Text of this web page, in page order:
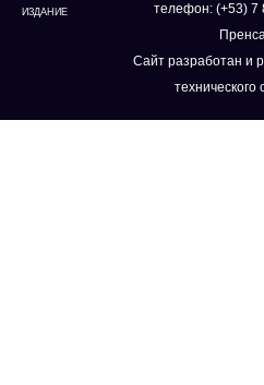
ИЗДАНИЕ
телефон: (+53) 7
Сайт разработан и